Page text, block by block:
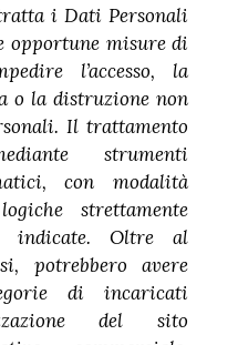
i Dati Personali
opportune misure di
l’accesso, la
o la distruzione non
Il trattamento
strumenti
con modalità
strettamente
indicate. Oltre al
potrebbero avere
di incaricati
del sito